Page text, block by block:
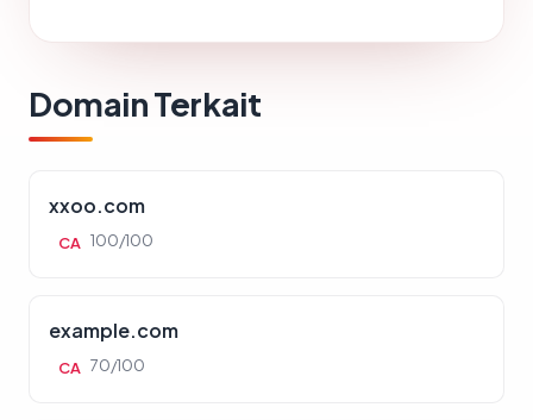
Domain Terkait
xxoo.com
CA 100/100
example.com
CA 70/100